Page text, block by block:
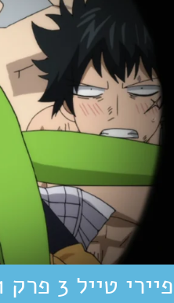
פיירי טייל 3 פרק 11!